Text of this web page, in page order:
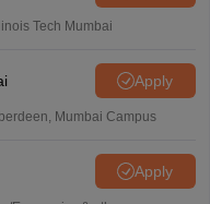
Tech Mumbai
Apply
Mumbai Campus
Apply